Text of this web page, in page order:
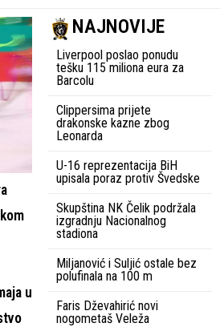
u
NAJNOVIJE
Liverpool poslao ponudu
tešku 115 miliona eura za
Barcolu
Clippersima prijete
drakonske kazne zbog
Leonarda
U-16 reprezentacija BiH
upisala poraz protiv Švedske
Skupština NK Čelik podržala
izgradnju Nacionalnog
stadiona
Miljanović i Suljić ostale bez
polufinala na 100 m
Faris Dževahirić novi
nogometaš Veleža